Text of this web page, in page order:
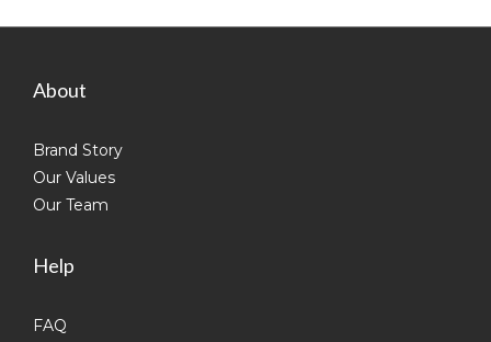
About
Brand Story
Our Values
Our Team
Help
FAQ